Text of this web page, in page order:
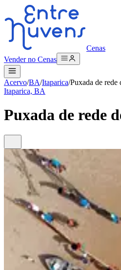
Cenas
Vender no Cenas
Acervo/BA/Itaparica/Puxada de rede
Itaparica, BA
Puxada de rede